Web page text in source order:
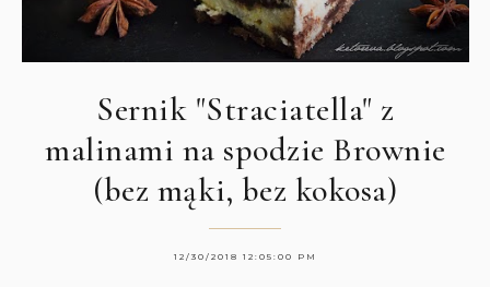
Sernik "Straciatella" z
malinami na spodzie Brownie
(bez mąki, bez kokosa)
12/30/2018 12:05:00 PM